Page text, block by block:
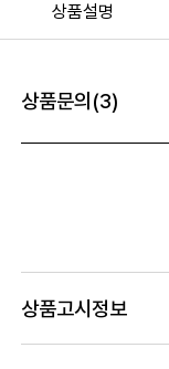
상품설명
상품문의(3)
상품고시정보